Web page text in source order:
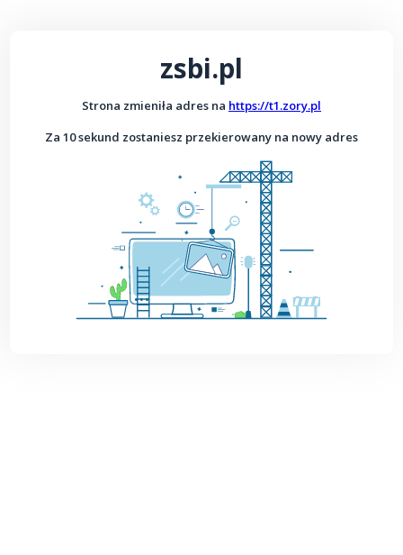
zsbi.pl
Strona zmieniła adres na https://t1.zory.pl
Za 10 sekund zostaniesz przekierowany na nowy adres